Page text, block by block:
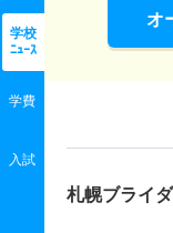
学校
ﾆｭｰｽ
学費
入試
オ
札幌ブライ